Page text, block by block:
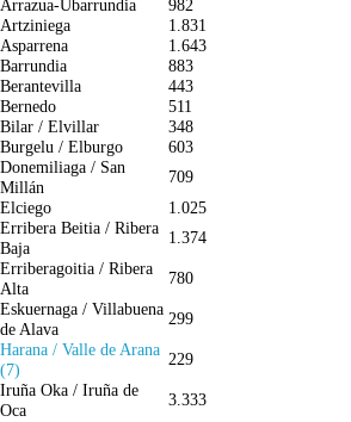
Arrazua-Ubarrundia
982
Artziniega
1.831
Asparrena
1.643
Barrundia
883
Berantevilla
443
Bernedo
511
Bilar / Elvillar
348
Burgelu / Elburgo
603
Donemiliaga / San
Millán
709
Elciego
1.025
Erribera Beitia / Ribera
Baja
1.374
Erriberagoitia / Ribera
Alta
780
Eskuernaga / Villabuena
de Alava
299
Harana / Valle de Arana
(7)
229
Iruña Oka / Iruña de
Oca
3.333